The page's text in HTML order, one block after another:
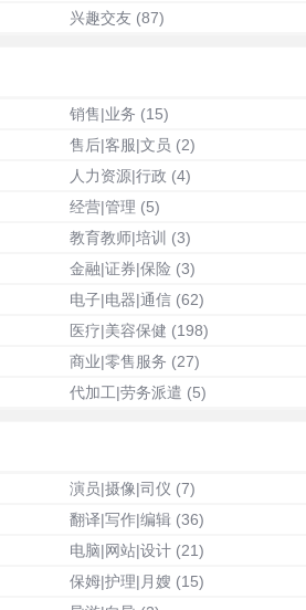
兴趣交友 (87)
销售|业务 (15)
售后|客服|文员 (2)
人力资源|行政 (4)
经营|管理 (5)
教育教师|培训 (3)
金融|证券|保险 (3)
电子|电器|通信 (62)
医疗|美容保健 (198)
商业|零售服务 (27)
代加工|劳务派遣 (5)
演员|摄像|司仪 (7)
翻译|写作|编辑 (36)
电脑|网站|设计 (21)
保姆|护理|月嫂 (15)